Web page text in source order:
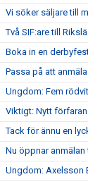
Vi söker säljare till
Två SIF:are till
Boka in en
Passa på att
Ungdom: Fem
Viktigt: Nytt
Tack för ännu en
Nu öppnar
Ungdom: Axelsson